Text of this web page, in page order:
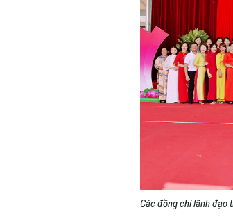
Các đồng chí lãnh đạo